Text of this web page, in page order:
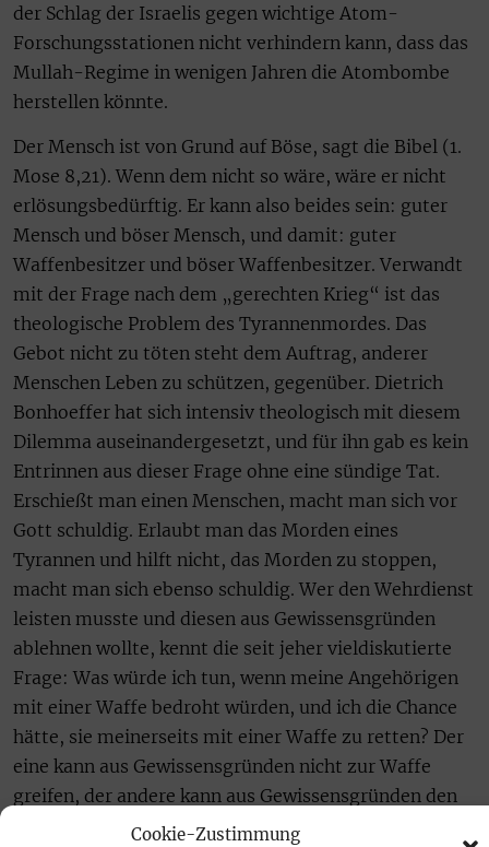
Cookie-Zustimmung
der Schlag der Israelis gegen wichtige Atom-
Forschungsstationen nicht verhindern kann, dass das
Mullah-Regime in wenigen Jahren die Atombombe
herstellen könnte.
Der Mensch ist von Grund auf Böse, sagt die Bibel (1.
Mose 8,21). Wenn dem nicht so wäre, wäre er nicht
erlösungsbedürftig. Er kann also beides sein: guter
Mensch und böser Mensch, und damit: guter
Waffenbesitzer und böser Waffenbesitzer. Verwandt
mit der Frage nach dem „gerechten Krieg“ ist das
theologische Problem des Tyrannenmordes. Das
Gebot nicht zu töten steht dem Auftrag, anderer
Menschen Leben zu schützen, gegenüber. Dietrich
Bonhoeffer hat sich intensiv theologisch mit diesem
Dilemma auseinandergesetzt, und für ihn gab es kein
Entrinnen aus dieser Frage ohne eine sündige Tat.
Erschießt man einen Menschen, macht man sich vor
Gott schuldig. Erlaubt man das Morden eines
Tyrannen und hilft nicht, das Morden zu stoppen,
macht man sich ebenso schuldig. Wer den Wehrdienst
leisten musste und diesen aus Gewissensgründen
ablehnen wollte, kennt die seit jeher vieldiskutierte
Frage: Was würde ich tun, wenn meine Angehörigen
mit einer Waffe bedroht würden, und ich die Chance
hätte, sie meinerseits mit einer Waffe zu retten? Der
eine kann aus Gewissensgründen nicht zur Waffe
greifen, der andere kann aus Gewissensgründen den
Dienst an der Waffe nicht verweigern.